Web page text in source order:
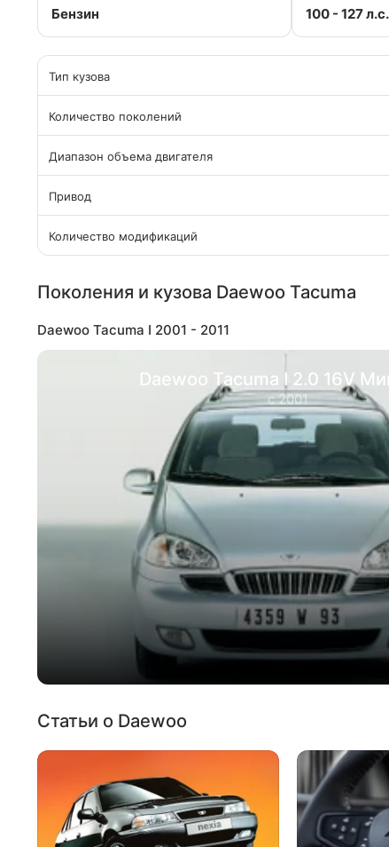
Бензин 100 - 127 л.с.
Тип кузова
Количество поколений
Диапазон объема двигателя
Привод
Количество модификаций
Поколения и кузова Daewoo Tacuma
Daewoo Tacuma I 2001 - 2011
Daewoo Tacuma I 2.0 16V
с 2001
Статьи о Daewoo